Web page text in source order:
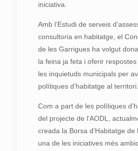
iniciativa.
Amb l’Estudi de serveis
consultoria en habitatge, el
de les Garrigues ha volgut
la feina ja feta i oferir
les inquietuds municipals per
polítiques d’habitatge al territori.
Com a part de les polítiques
del projecte de l’AODL,
creada la Borsa d’Habitatge de
una de les iniciatives més